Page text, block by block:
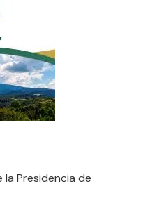
la Presidencia de